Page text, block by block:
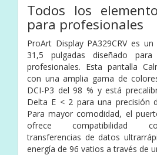
Todos los
para profesionales
ProArt Display PA329CRV es
31,5 pulgadas diseñado
profesionales. Esta pantalla
con una amplia gama de
DCI-P3 del 98 % y está
Delta E < 2 para una precisión
Para mayor comodidad, el
ofrece compatibilidad
transferencias de datos
energía de 96 vatios a través de